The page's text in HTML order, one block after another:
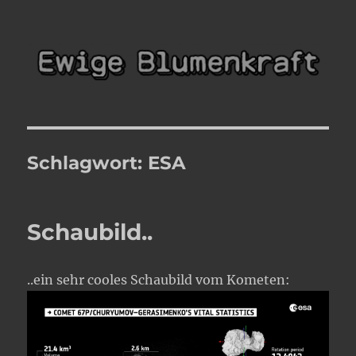
Ewige Blumenkraft
Schlagwort: ESA
Schaubild..
..ein sehr cooles Schaubild vom Kometen: